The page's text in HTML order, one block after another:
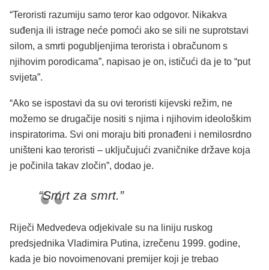
“Teroristi razumiju samo teror kao odgovor. Nikakva
suđenja ili istrage neće pomoći ako se sili ne suprotstavi
silom, a smrti pogubljenjima terorista i obračunom s
njihovim porodicama”, napisao je on, ističući da je to “put
svijeta”.
“Ako se ispostavi da su ovi teroristi kijevski režim, ne
možemo se drugačije nositi s njima i njihovim ideološkim
inspiratorima. Svi oni moraju biti pronađeni i nemilosrdno
uništeni kao teroristi – uključujući zvaničnike države koja
je počinila takav zločin”, dodao je.
“Smrt za smrt.”
Riječi Medvedeva odjekivale su na liniju ruskog
predsjednika Vladimira Putina, izrečenu 1999. godine,
kada je bio novoimenovani premijer koji je trebao